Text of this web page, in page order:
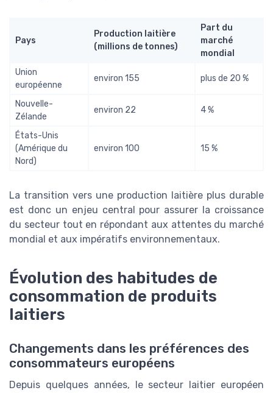
Pays
Production laitière
(millions de tonnes)
Part du
marché
mondial
Union
européenne
environ 155 plus de 20 %
Nouvelle-
Zélande
environ 22 4 %
États-Unis
(Amérique du
Nord)
environ 100 15 %
La transition vers une production laitière plus durable
est donc un enjeu central pour assurer la croissance
du secteur tout en répondant aux attentes du marché
mondial et aux impératifs environnementaux.
Évolution des habitudes de
consommation de produits
laitiers
Changements dans les préférences des
consommateurs européens
Depuis quelques années, le secteur laitier européen